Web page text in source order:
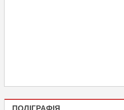
ПОЛІГРАФІЯ